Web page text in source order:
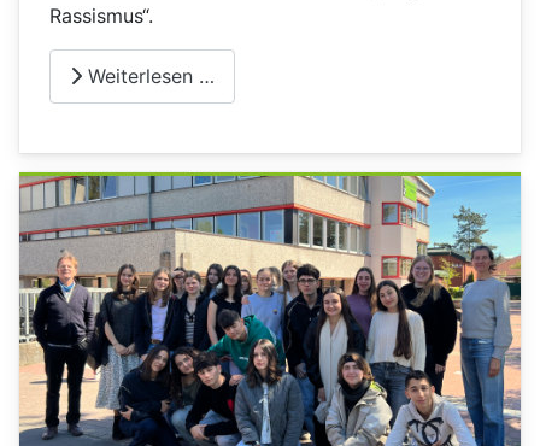
Rassismus“.
Weiterlesen …